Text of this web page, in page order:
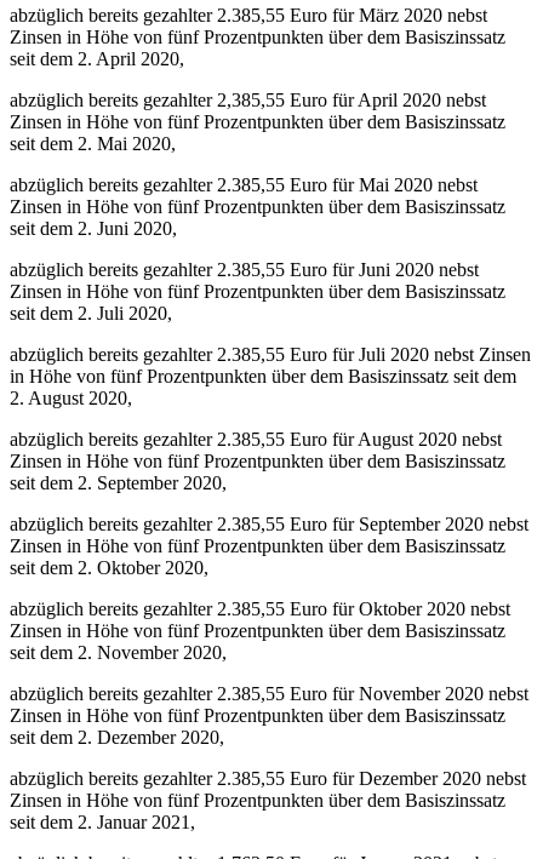
abzüglich bereits gezahlter 2.385,55 Euro für März 2020 nebst
Zinsen in Höhe von fünf Prozentpunkten über dem Basiszinssatz
seit dem 2. April 2020,
abzüglich bereits gezahlter 2,385,55 Euro für April 2020 nebst
Zinsen in Höhe von fünf Prozentpunkten über dem Basiszinssatz
seit dem 2. Mai 2020,
abzüglich bereits gezahlter 2.385,55 Euro für Mai 2020 nebst
Zinsen in Höhe von fünf Prozentpunkten über dem Basiszinssatz
seit dem 2. Juni 2020,
abzüglich bereits gezahlter 2.385,55 Euro für Juni 2020 nebst
Zinsen in Höhe von fünf Prozentpunkten über dem Basiszinssatz
seit dem 2. Juli 2020,
abzüglich bereits gezahlter 2.385,55 Euro für Juli 2020 nebst Zinsen
in Höhe von fünf Prozentpunkten über dem Basiszinssatz seit dem
2. August 2020,
abzüglich bereits gezahlter 2.385,55 Euro für August 2020 nebst
Zinsen in Höhe von fünf Prozentpunkten über dem Basiszinssatz
seit dem 2. September 2020,
abzüglich bereits gezahlter 2.385,55 Euro für September 2020 nebst
Zinsen in Höhe von fünf Prozentpunkten über dem Basiszinssatz
seit dem 2. Oktober 2020,
abzüglich bereits gezahlter 2.385,55 Euro für Oktober 2020 nebst
Zinsen in Höhe von fünf Prozentpunkten über dem Basiszinssatz
seit dem 2. November 2020,
abzüglich bereits gezahlter 2.385,55 Euro für November 2020 nebst
Zinsen in Höhe von fünf Prozentpunkten über dem Basiszinssatz
seit dem 2. Dezember 2020,
abzüglich bereits gezahlter 2.385,55 Euro für Dezember 2020 nebst
Zinsen in Höhe von fünf Prozentpunkten über dem Basiszinssatz
seit dem 2. Januar 2021,